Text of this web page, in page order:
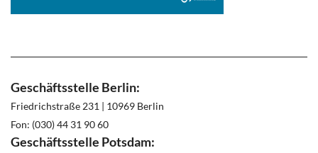
Geschäftsstelle Berlin:
Friedrichstraße 231 | 10969 Berlin
Fon: (030) 44 31 90 60
Geschäftsstelle Potsdam: